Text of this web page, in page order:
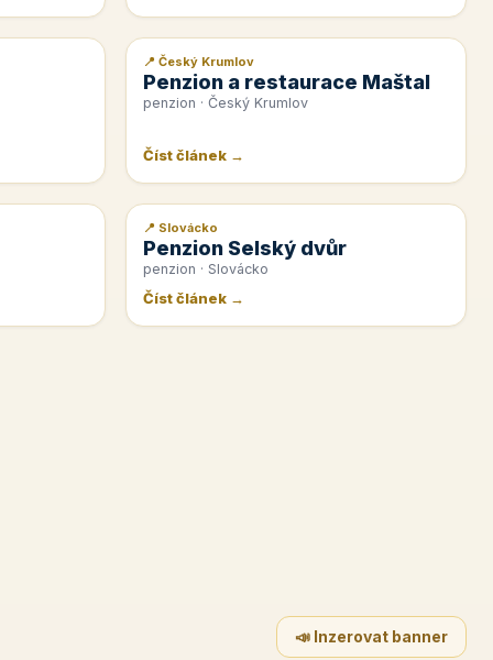
📰 PR článek
📍 Český Krumlov
Penzion a restaurace Maštal
penzion · Český Krumlov
Číst článek →
📰 PR článek
📍 Slovácko
Penzion Selský dvůr
penzion · Slovácko
Číst článek →
📣 Inzerovat banner